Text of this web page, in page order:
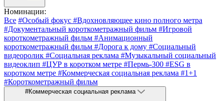
Номинации:
Все #Особый фокус #Вдохновляющее кино полного метра
#Документальный короткометражный фильм #Игровой
короткометражный фильм #Анимационный
короткометражный фильм #Дорога к дому #Социальный
видеоролик #Социальная реклама #Музыкальный социальный
видеоклип #ЦУР в коротком метре #Пермь-300 #ESG в
коротком метре #Коммерческая социальная реклама #1+1
#Короткометражный фильм
#Коммерческая социальная реклама